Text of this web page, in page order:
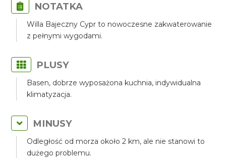
NOTATKA
Willa Bajeczny Cypr to nowoczesne zakwaterowanie
z pełnymi wygodami.
PLUSY
Basen, dobrze wyposażona kuchnia, indywidualna
klimatyzacja.
MINUSY
Odległość od morza około 2 km, ale nie stanowi to
dużego problemu.